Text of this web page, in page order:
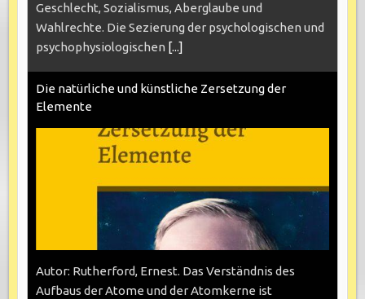
Geschlecht, Sozialismus, Aberglaube und
Wahlrechte. Die Sezierung der psychologischen und
psychophysiologischen [...]
Die natürliche und künstliche Zersetzung der
Elemente
Autor: Rutherford, Ernest. Das Verständnis des
Aufbaus der Atome und der Atomkerne ist